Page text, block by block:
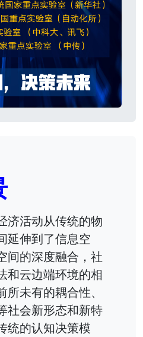
济活动从传统的物
延伸到了信息空
间的深度融合，社
和云边端环境的相
未有的耦合性、
社会新形态和新特
统的认知决策模